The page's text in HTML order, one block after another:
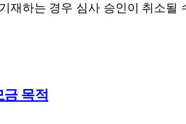
재하는 경우 심사 승인이 취소될
목적